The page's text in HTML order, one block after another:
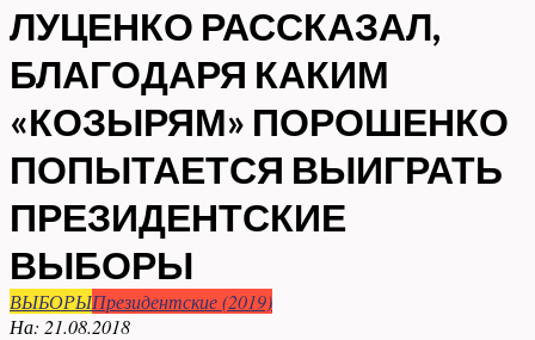
ЛУЦЕНКО РАССКАЗАЛ,
БЛАГОДАРЯ КАКИМ
«КОЗЫРЯМ» ПОРОШЕНКО
ПОПЫТАЕТСЯ ВЫИГРАТЬ
ПРЕЗИДЕНТСКИЕ
ВЫБОРЫ
ВЫБОРЫПрезидентские (2019)
На: 21.08.2018